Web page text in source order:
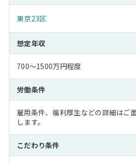
東京23区
想定年収
700～1500万円程度
労働条件
雇用条件、福利厚生などの詳細はご
します。
こだわり条件